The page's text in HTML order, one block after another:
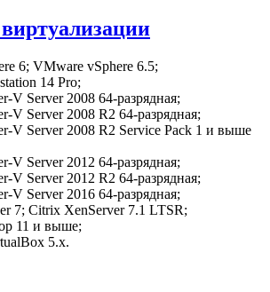
6; VMware vSphere 6.5;
14 Pro;
V Server 2008 64-разрядная;
V Server 2008 R2 64-разрядная;
V Server 2008 R2 Service Pack 1 и выше
V Server 2012 64-разрядная;
V Server 2012 R2 64-разрядная;
V Server 2016 64-разрядная;
7; Citrix XenServer 7.1 LTSR;
11 и выше;
5.x.